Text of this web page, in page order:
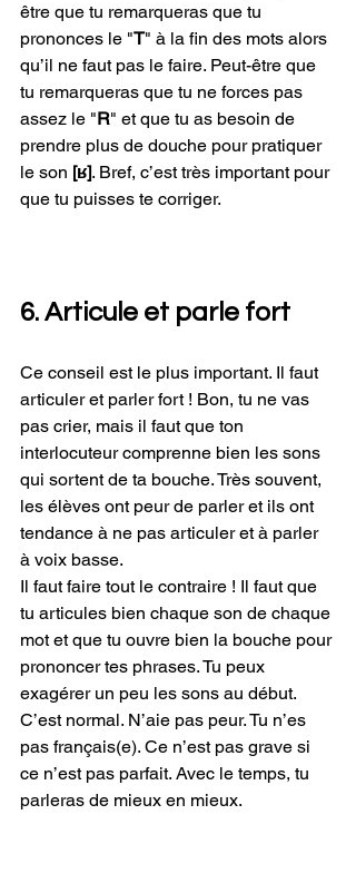
être que tu remarqueras que tu
prononces le "T" à la fin des mots alors
qu’il ne faut pas le faire. Peut-être que
tu remarqueras que tu ne forces pas
assez le "R" et que tu as besoin de
prendre plus de douche pour pratiquer
le son [ʁ]. Bref, c’est très important pour
que tu puisses te corriger.
6. Articule et parle fort
Ce conseil est le plus important. Il faut
articuler et parler fort ! Bon, tu ne vas
pas crier, mais il faut que ton
interlocuteur comprenne bien les sons
qui sortent de ta bouche. Très souvent,
les élèves ont peur de parler et ils ont
tendance à ne pas articuler et à parler
à voix basse.
Il faut faire tout le contraire ! Il faut que
tu articules bien chaque son de chaque
mot et que tu ouvre bien la bouche pour
prononcer tes phrases. Tu peux
exagérer un peu les sons au début.
C’est normal. N’aie pas peur. Tu n’es
pas français(e). Ce n’est pas grave si
ce n’est pas parfait. Avec le temps, tu
parleras de mieux en mieux.